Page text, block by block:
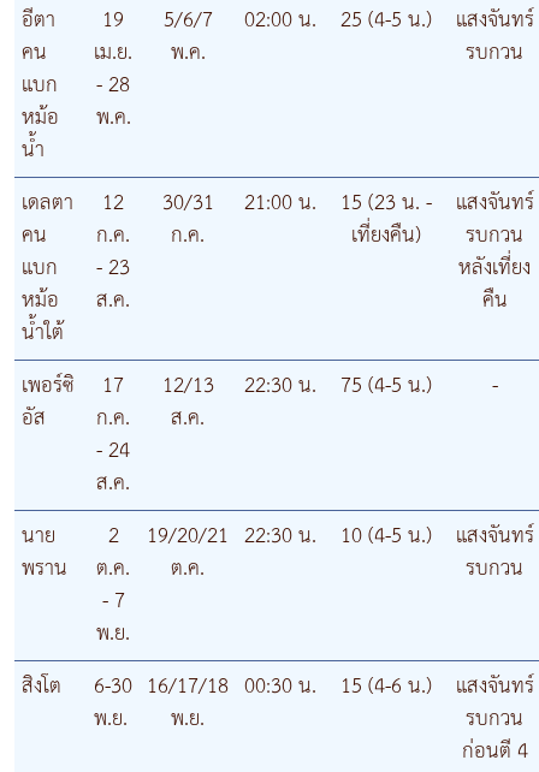
อีตา
คน
แบก
หม้อ
น้ำ
19
เม.ย.
- 28
พ.ค.
5/6/7
พ.ค.
02:00 น. 25 (4-5 น.) แสงจันทร์
รบกวน
เดลตา
คน
แบก
หม้อ
น้ำใต้
12
ก.ค.
- 23
ส.ค.
30/31
ก.ค.
21:00 น. 15 (23 น. -
เที่ยงคืน)
แสงจันทร์
รบกวน
หลังเที่ยง
คืน
เพอร์ซิ
อัส
17
ก.ค.
- 24
ส.ค.
12/13
ส.ค.
22:30 น. 75 (4-5 น.) -
นาย
พราน
2
ต.ค.
- 7
พ.ย.
19/20/21
ต.ค.
22:30 น. 10 (4-5 น.) แสงจันทร์
รบกวน
สิงโต 6-30
พ.ย.
16/17/18
พ.ย.
00:30 น. 15 (4-6 น.) แสงจันทร์
รบกวน
ก่อนตี 4